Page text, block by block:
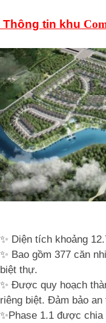
Thông tin khu
✨ Diện tích khoảng
✨ Bao gồm 377 căn
biệt thự.
✨ Được quy hoạch
riêng biệt. Đảm bảo
✨Phase 1.1 được